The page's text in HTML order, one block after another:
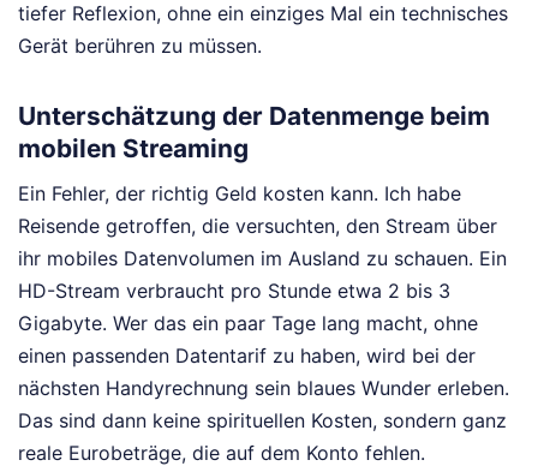
tiefer Reflexion, ohne ein einziges Mal ein technisches
Gerät berühren zu müssen.
Unterschätzung der Datenmenge beim
mobilen Streaming
Ein Fehler, der richtig Geld kosten kann. Ich habe
Reisende getroffen, die versuchten, den Stream über
ihr mobiles Datenvolumen im Ausland zu schauen. Ein
HD-Stream verbraucht pro Stunde etwa 2 bis 3
Gigabyte. Wer das ein paar Tage lang macht, ohne
einen passenden Datentarif zu haben, wird bei der
nächsten Handyrechnung sein blaues Wunder erleben.
Das sind dann keine spirituellen Kosten, sondern ganz
reale Eurobeträge, die auf dem Konto fehlen.